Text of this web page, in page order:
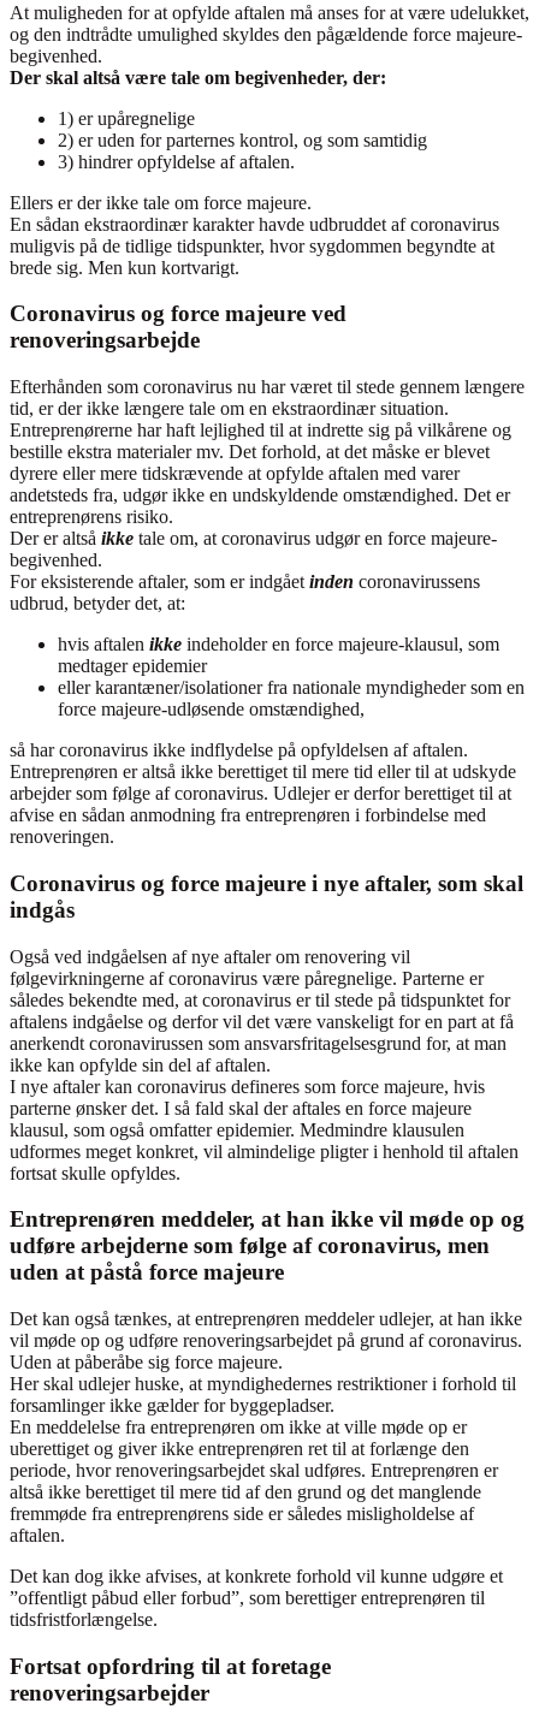
At muligheden for at opfylde aftalen må anses for at være udelukket,
og den indtrådte umulighed skyldes den pågældende force majeure-
begivenhed.
Der skal altså være tale om begivenheder, der:
1) er upåregnelige
2) er uden for parternes kontrol, og som samtidig
3) hindrer opfyldelse af aftalen.
Ellers er der ikke tale om force majeure.
En sådan ekstraordinær karakter havde udbruddet af coronavirus
muligvis på de tidlige tidspunkter, hvor sygdommen begyndte at
brede sig. Men kun kortvarigt.
Coronavirus og force majeure ved
renoveringsarbejde
Efterhånden som coronavirus nu har været til stede gennem længere
tid, er der ikke længere tale om en ekstraordinær situation.
Entreprenørerne har haft lejlighed til at indrette sig på vilkårene og
bestille ekstra materialer mv. Det forhold, at det måske er blevet
dyrere eller mere tidskrævende at opfylde aftalen med varer
andetsteds fra, udgør ikke en undskyldende omstændighed. Det er
entreprenørens risiko.
Der er altså ikke tale om, at coronavirus udgør en force majeure-
begivenhed.
For eksisterende aftaler, som er indgået inden coronavirussens
udbrud, betyder det, at:
hvis aftalen ikke indeholder en force majeure-klausul, som
medtager epidemier
eller karantæner/isolationer fra nationale myndigheder som en
force majeure-udløsende omstændighed,
så har coronavirus ikke indflydelse på opfyldelsen af aftalen.
Entreprenøren er altså ikke berettiget til mere tid eller til at udskyde
arbejder som følge af coronavirus. Udlejer er derfor berettiget til at
afvise en sådan anmodning fra entreprenøren i forbindelse med
renoveringen.
Coronavirus og force majeure i nye aftaler, som skal
indgås
Også ved indgåelsen af nye aftaler om renovering vil
følgevirkningerne af coronavirus være påregnelige. Parterne er
således bekendte med, at coronavirus er til stede på tidspunktet for
aftalens indgåelse og derfor vil det være vanskeligt for en part at få
anerkendt coronavirussen som ansvarsfritagelsesgrund for, at man
ikke kan opfylde sin del af aftalen.
I nye aftaler kan coronavirus defineres som force majeure, hvis
parterne ønsker det. I så fald skal der aftales en force majeure
klausul, som også omfatter epidemier. Medmindre klausulen
udformes meget konkret, vil almindelige pligter i henhold til aftalen
fortsat skulle opfyldes.
Entreprenøren meddeler, at han ikke vil møde op og
udføre arbejderne som følge af coronavirus, men
uden at påstå force majeure
Det kan også tænkes, at entreprenøren meddeler udlejer, at han ikke
vil møde op og udføre renoveringsarbejdet på grund af coronavirus.
Uden at påberåbe sig force majeure.
Her skal udlejer huske, at myndighedernes restriktioner i forhold til
forsamlinger ikke gælder for byggepladser.
En meddelelse fra entreprenøren om ikke at ville møde op er
uberettiget og giver ikke entreprenøren ret til at forlænge den
periode, hvor renoveringsarbejdet skal udføres. Entreprenøren er
altså ikke berettiget til mere tid af den grund og det manglende
fremmøde fra entreprenørens side er således misligholdelse af
aftalen.
Det kan dog ikke afvises, at konkrete forhold vil kunne udgøre et
”offentligt påbud eller forbud”, som berettiger entreprenøren til
tidsfristforlængelse.
Fortsat opfordring til at foretage
renoveringsarbejder